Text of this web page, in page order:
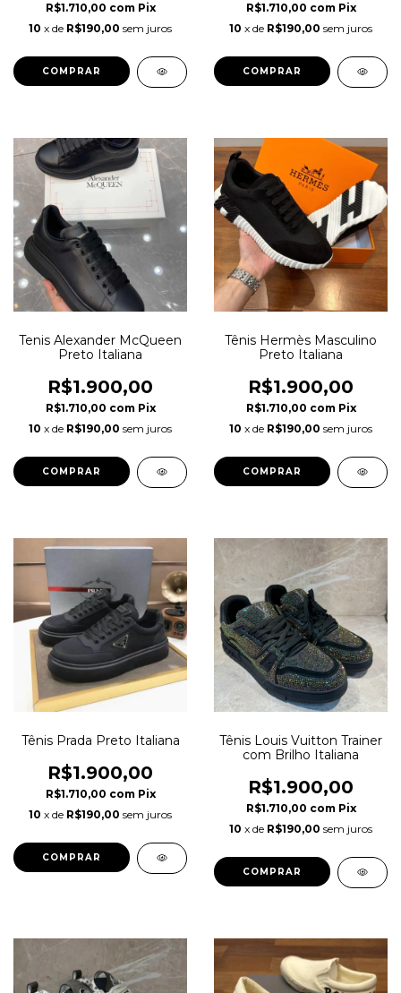
R$1.710,00 com Pix
10 x de R$190,00 sem juros
COMPRAR
R$1.710,00 com Pix
10 x de R$190,00 sem juros
COMPRAR
Tenis Alexander McQueen
Preto Italiana
R$1.900,00
R$1.710,00 com Pix
10 x de R$190,00 sem juros
COMPRAR
Tênis Hermès Masculino
Preto Italiana
R$1.900,00
R$1.710,00 com Pix
10 x de R$190,00 sem juros
COMPRAR
Tênis Prada Preto Italiana
R$1.900,00
R$1.710,00 com Pix
10 x de R$190,00 sem juros
COMPRAR
Tênis Louis Vuitton Trainer
com Brilho Italiana
R$1.900,00
R$1.710,00 com Pix
10 x de R$190,00 sem juros
COMPRAR